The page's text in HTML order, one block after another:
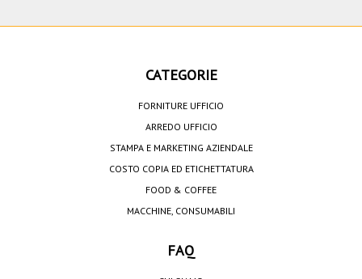
CATEGORIE
FORNITURE UFFICIO
ARREDO UFFICIO
STAMPA E MARKETING AZIENDALE
COSTO COPIA ED ETICHETTATURA
FOOD & COFFEE
MACCHINE, CONSUMABILI
FAQ